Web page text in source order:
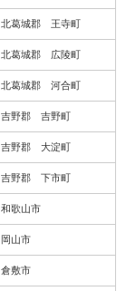
北葛城郡 王寺町
北葛城郡 広陵町
北葛城郡 河合町
吉野郡 吉野町
吉野郡 大淀町
吉野郡 下市町
和歌山市
岡山市
倉敷市